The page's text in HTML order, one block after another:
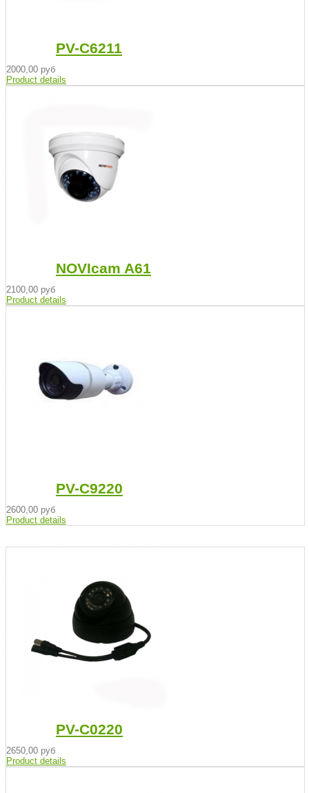
PV-C6211
2000,00 руб
Product details
NOVIcam A61
2100,00 руб
Product details
PV-C9220
2600,00 руб
Product details
PV-C0220
2650,00 руб
Product details